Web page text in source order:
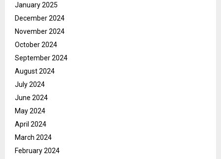
January 2025
December 2024
November 2024
October 2024
September 2024
August 2024
July 2024
June 2024
May 2024
April 2024
March 2024
February 2024